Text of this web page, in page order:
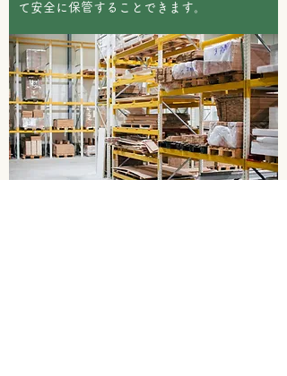
て安全に保管することできます。